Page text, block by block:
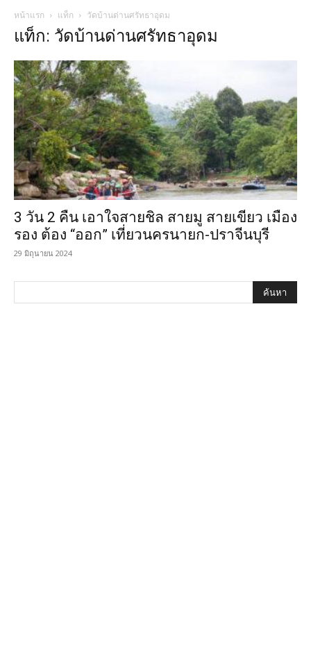
หน้าแรก แท็ก วัดบ้านด่านศรัทธาอุดม
แท็ก: วัดบ้านด่านศรัทธาอุดม
3 วัน 2 คืน เอาใจสายชิล สายมู สายเขียว เมือง
รอง ต้อง “ออก” เที่ยวนครนายก-ปราจีนบุรี
29 มิถุนายน 2024